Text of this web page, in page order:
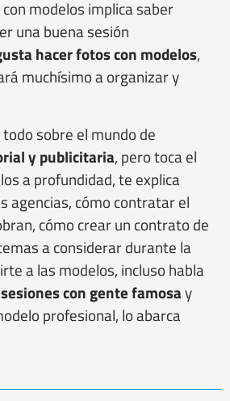
modelos implica saber
una buena sesión
hacer fotos con modelos,
muchísimo a organizar y
sobre el mundo de
y publicitaria, pero toca el
a profundidad, te explica
agencias, cómo contratar el
cómo crear un contrato de
a considerar durante la
a las modelos, incluso habla
con gente famosay
profesional, lo abarca